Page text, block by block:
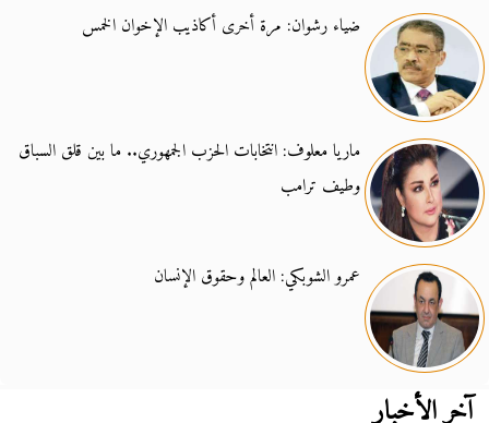
ضياء رشوان: مرة أخرى أكاذيب الإخوان الخمس
ماريا معلوف: انتخابات الحزب الجمهوري.. ما بين قلق السباق
وطيف ترامب
عمرو الشوبكي: العالم وحقوق الإنسان
آخر الأخبار